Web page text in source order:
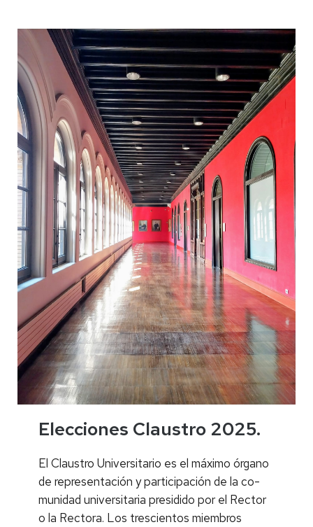
Elecciones Claustro 2025.
El Claustro Universitario es el máximo órgano
de representación y participación de la co­
munidad universitaria presidido por el Rector
o la Rectora. Los trescientos miembros